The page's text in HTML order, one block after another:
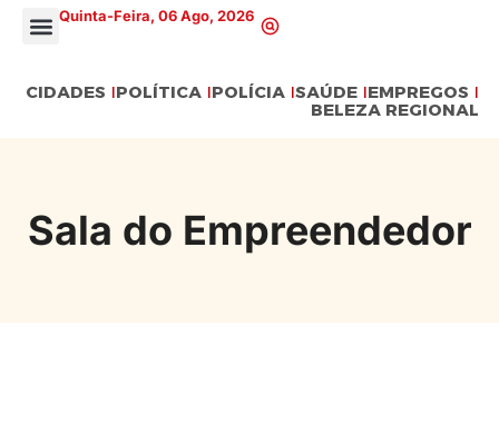
Quinta-Feira, 06 Ago, 2026
CIDADES POLÍTICA POLÍCIA SAÚDE EMPREGOS
BELEZA REGIONAL
Sala do Empreendedor